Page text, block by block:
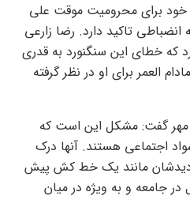
خود برای محرومیت موقت علی
انضباطی تاکید دارد. رضا زارعی
که خطای این سنگنورد به قدری
العمر برای او در نظر گرفته
مهر گفت: مشکل این است که
اجتماعی هستند. آنها درک
دیدشان مانند یک خط کش پیش
جامعه و به ویژه در میان